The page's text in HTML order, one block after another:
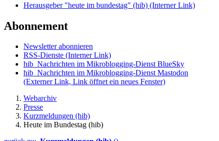
Herausgeber "heute im bundestag" (hib) (Interner Link)
Abonnement
Newsletter abonnieren
RSS-Dienste (Interner Link)
hib_Nachrichten im Mikroblogging-Dienst BlueSky
hib_Nachrichten im Mikroblogging-Dienst Mastodon
(Externer Link, Link öffnet ein neues Fenster)
Webarchiv
Presse
Kurzmeldungen (hib)
Heute im Bundestag (hib)